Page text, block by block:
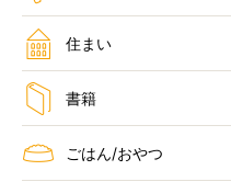
住まい
書籍
ごはん/おやつ